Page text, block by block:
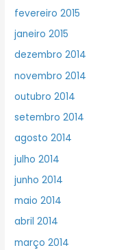
fevereiro 2015
janeiro 2015
dezembro 2014
novembro 2014
outubro 2014
setembro 2014
agosto 2014
julho 2014
junho 2014
maio 2014
abril 2014
março 2014